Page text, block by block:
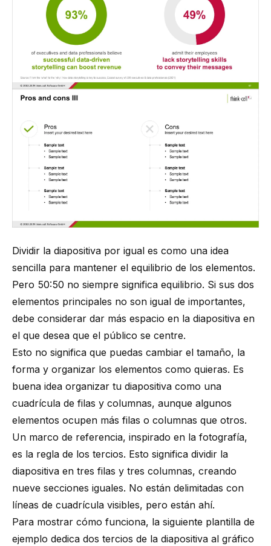
Dividir la diapositiva por igual es como una idea
sencilla para mantener el equilibrio de los elementos.
Pero 50:50 no siempre significa equilibrio. Si sus dos
elementos principales no son igual de importantes,
debe considerar dar más espacio en la diapositiva en
el que desea que el público se centre.
Esto no significa que puedas cambiar el tamaño, la
forma y organizar los elementos como quieras. Es
buena idea organizar tu diapositiva como una
cuadrícula de filas y columnas, aunque algunos
elementos ocupen más filas o columnas que otros.
Un marco de referencia, inspirado en la fotografía,
es la regla de los tercios. Esto significa dividir la
diapositiva en tres filas y tres columnas, creando
nueve secciones iguales. No están delimitadas con
líneas de cuadrícula visibles, pero están ahí.
Para mostrar cómo funciona, la siguiente plantilla de
ejemplo dedica dos tercios de la diapositiva al gráfico